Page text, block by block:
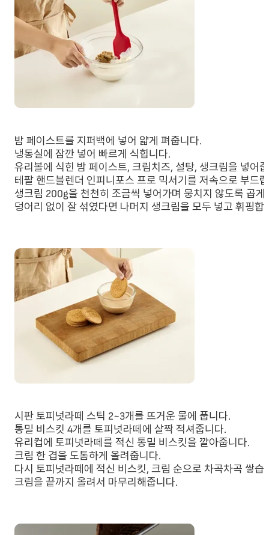
밤 페이스트를 지퍼백에 넣어 얇게 펴줍니다.
냉동실에 잠깐 넣어 빠르게 식힙니다.
유리볼에 식힌 밤 페이스트, 크림치즈, 설탕, 생크림을 넣어
테팔 핸드블렌더 인피니포스 프로 믹서기를 저속으로 부드
생크림 200g을 천천히 조금씩 넣어가며 뭉치지 않도록 곱게
덩어리 없이 잘 섞였다면 나머지 생크림을 모두 넣고 휘핑합
시판 토피넛라떼 스틱 2~3개를 뜨거운 물에 풉니다.
통밀 비스킷 4개를 토피넛라떼에 살짝 적셔줍니다.
유리컵에 토피넛라떼를 적신 통밀 비스킷을 깔아줍니다.
크림 한 겹을 도톰하게 올려줍니다.
다시 토피넛라떼에 적신 비스킷, 크림 순으로 차곡차곡 쌓습
크림을 끝까지 올려서 마무리해줍니다.